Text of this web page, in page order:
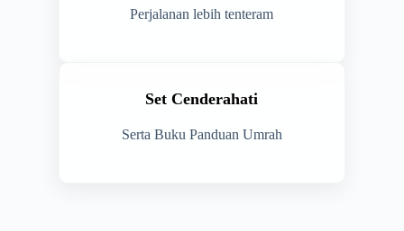
Perjalanan lebih tenteram
Set Cenderahati
Serta Buku Panduan Umrah